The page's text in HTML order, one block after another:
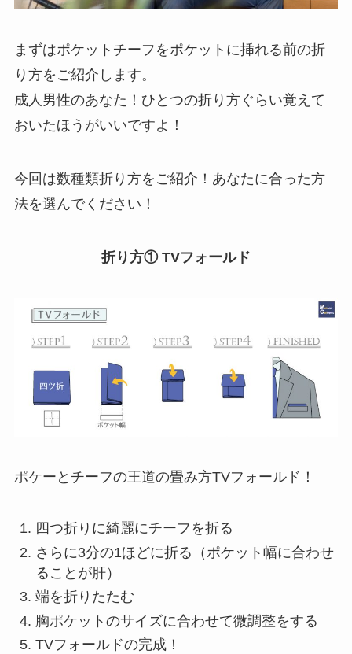
まずはポケットチーフをポケットに挿れる前の折
り方をご紹介します。
成人男性のあなた！ひとつの折り方ぐらい覚えて
おいたほうがいいですよ！
今回は数種類折り方をご紹介！あなたに合った方
法を選んでください！
折り方① TVフォールド
ポケーとチーフの王道の畳み方TVフォールド！
四つ折りに綺麗にチーフを折る
さらに3分の1ほどに折る（ポケット幅に合わせ
ることが肝）
端を折りたたむ
胸ポケットのサイズに合わせて微調整をする
TVフォールドの完成！